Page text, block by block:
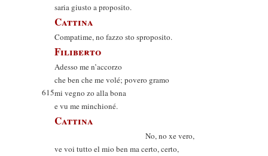
saria giusto a proposito.
Cattina
Compatime, no fazzo sto sproposito.
Filiberto
Adesso me n’accorzo
che ben che me volé; povero gramo
615mi vegno zo alla bona
e vu me minchioné.
Cattina
No, no xe vero,
ve voi tutto el mio ben ma certo, certo,